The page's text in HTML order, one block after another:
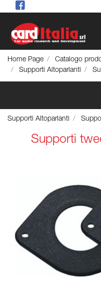
Home Page Catalogo
Supporti Altoparlanti
Supporti Altoparlanti
Supporti